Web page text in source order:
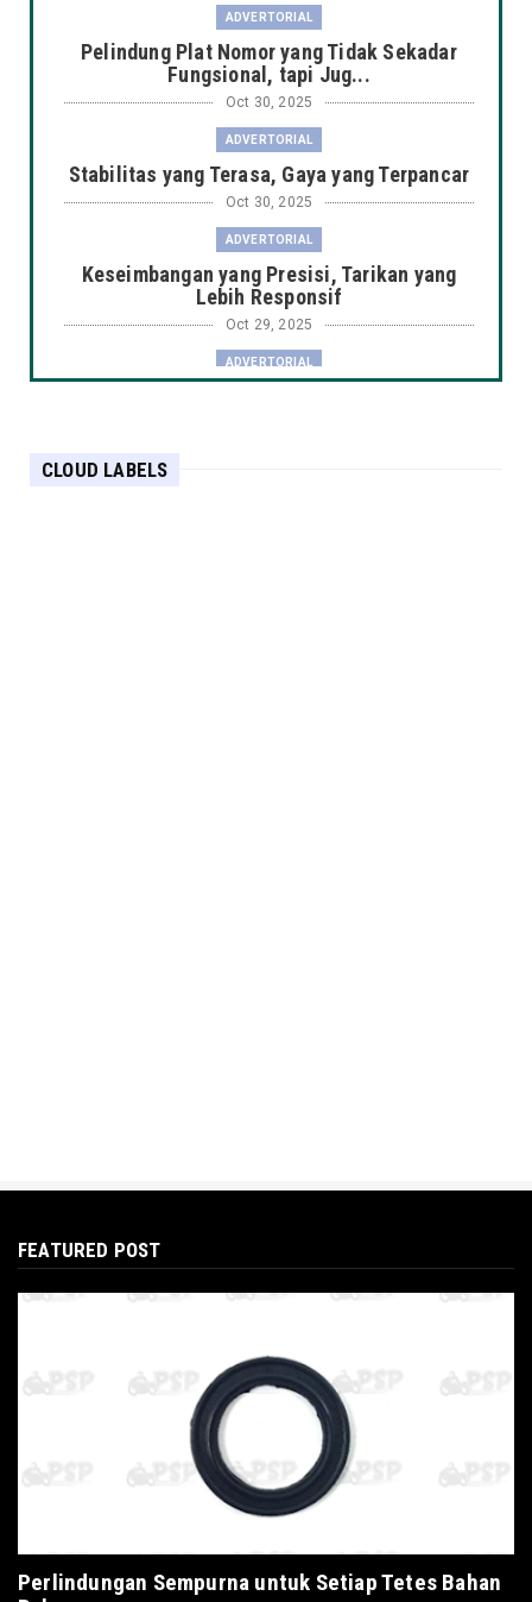
ADVERTORIAL
Pelindung Plat Nomor yang Tidak Sekadar
Fungsional, tapi Jug...
Oct 30, 2025
ADVERTORIAL
Stabilitas yang Terasa, Gaya yang Terpancar
Oct 30, 2025
ADVERTORIAL
Keseimbangan yang Presisi, Tarikan yang
Lebih Responsif
Oct 29, 2025
ADVERTORIAL
CLOUD LABELS
FEATURED POST
Perlindungan Sempurna untuk Setiap Tetes Bahan